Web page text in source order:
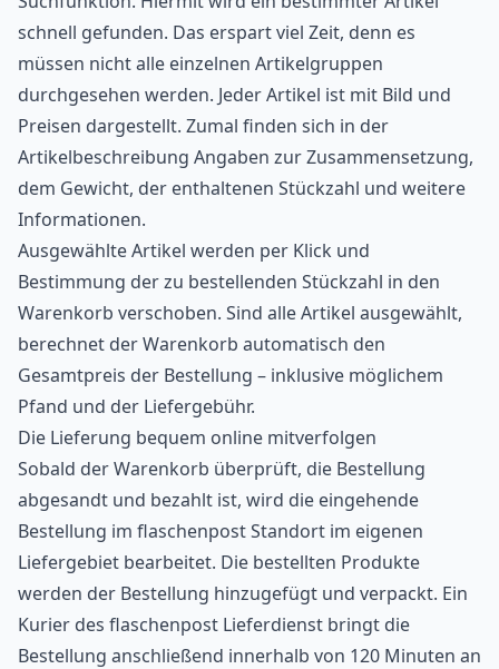
schnell gefunden. Das erspart viel Zeit, denn es
müssen nicht alle einzelnen Artikelgruppen
durchgesehen werden. Jeder Artikel ist mit Bild und
Preisen dargestellt. Zumal finden sich in der
Artikelbeschreibung Angaben zur Zusammensetzung,
dem Gewicht, der enthaltenen Stückzahl und weitere
Informationen.
Ausgewählte Artikel werden per Klick und
Bestimmung der zu bestellenden Stückzahl in den
Warenkorb verschoben. Sind alle Artikel ausgewählt,
berechnet der Warenkorb automatisch den
Gesamtpreis der Bestellung – inklusive möglichem
Pfand und der Liefergebühr.
Die Lieferung bequem online mitverfolgen
Sobald der Warenkorb überprüft, die Bestellung
abgesandt und bezahlt ist, wird die eingehende
Bestellung im flaschenpost Standort im eigenen
Liefergebiet bearbeitet. Die bestellten Produkte
werden der Bestellung hinzugefügt und verpackt. Ein
Kurier des flaschenpost Lieferdienst bringt die
Bestellung anschließend innerhalb von 120 Minuten an